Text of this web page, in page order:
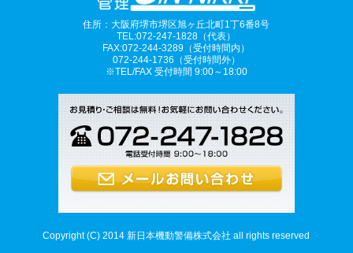
住所：大阪府堺市堺区旭ヶ丘北町1丁6番8号
TEL:072-247-1828（代表）
FAX:072-244-3289（受付時間内）
072-244-1736（受付時間外）
※TEL/FAX 受付時間 9:00～18:00
Copyright (C) 2014 新日本機動警備株式会社 all rights reserved